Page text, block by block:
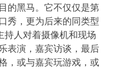
的黑马。它不仅仅是第
秀，更为后来的同类型
持人对着摄像机和现场
表演，嘉宾访谈，最后
，或与嘉宾玩游戏，或